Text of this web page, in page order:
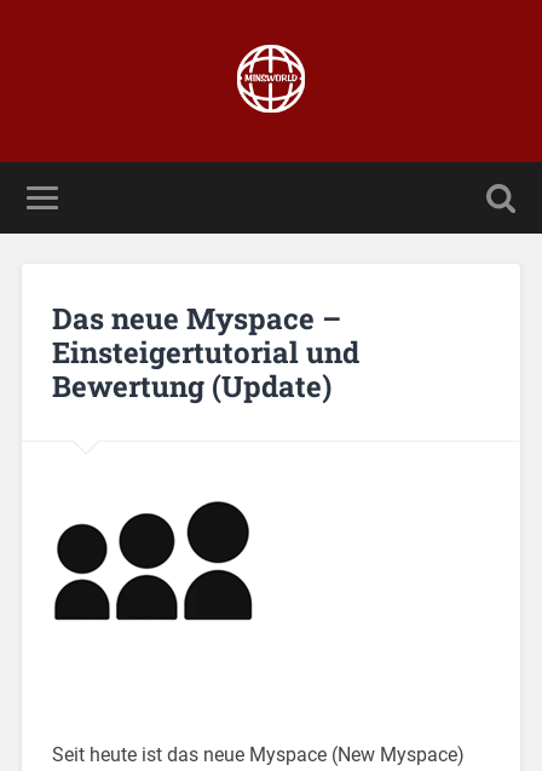
Das neue Myspace –
Einsteigertutorial und
Bewertung (Update)
Seit heute ist das neue Myspace (New Myspace)